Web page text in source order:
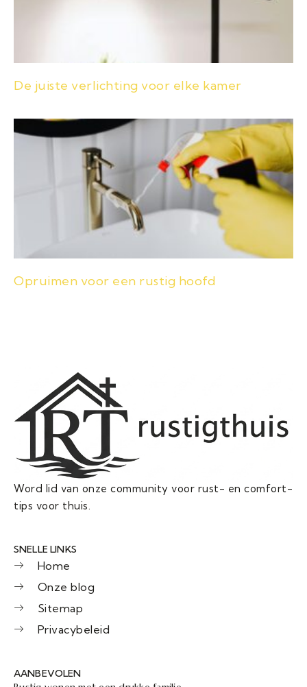
De juiste verlichting voor elke kamer
Opruimen voor een rustig hoofd
Word lid van onze community voor rust- en comfort-
tips voor thuis.
SNELLE LINKS
Home
Onze blog
Sitemap
Privacybeleid
AANBEVOLEN